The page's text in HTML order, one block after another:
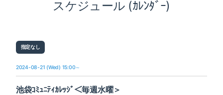
スケジュール (ｶﾚﾝﾀﾞｰ)
指定なし
2024-08-21 (Wed) 15:00～
池袋ｺﾐｭﾆﾃｨｶﾚｯｼﾞ＜毎週水曜＞